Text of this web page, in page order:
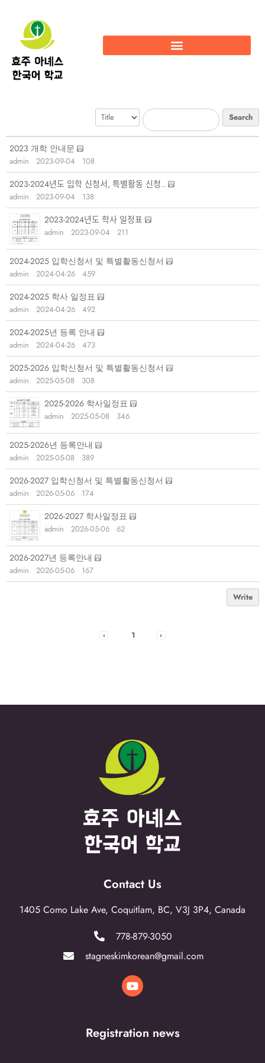
Search
2023 개학 안내문
admin 2023-09-04 108
2023-2024년도 입학 신청서, 특별활동 신청..
admin 2023-09-04 138
2023-2024년도 학사 일정표
admin 2023-09-04 211
2024-2025 입학신청서 및 특별활동신청서
admin 2024-04-26 459
2024-2025 학사 일정표
admin 2024-04-26 492
2024-2025년 등록 안내
admin 2024-04-26 473
2025-2026 입학신청서 및 특별활동신청서
admin 2025-05-08 308
2025-2026 학사일정표
admin 2025-05-08 346
2025-2026년 등록안내
admin 2025-05-08 389
2026-2027 입학신청서 및 특별활동신청서
admin 2026-05-06 174
2026-2027 학사일정표
admin 2026-05-06 62
2026-2027년 등록안내
admin 2026-05-06 167
Write
1
Contact Us
1405 Como Lake Ave, Coquitlam, BC, V3J 3P4, Canada
778-879-3050
stagneskimkorean@gmail.com
Registration news